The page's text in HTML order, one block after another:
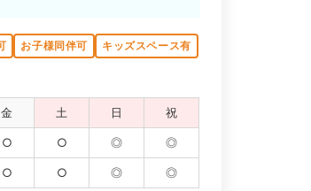
お子様同伴可
キッズスペース有
金 土 日 祝
○ ○ ◎ ◎
○ ○ ◎ ◎